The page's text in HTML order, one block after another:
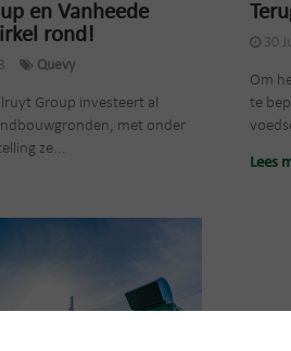
en Vanheede
rond!
Quevy
Group investeert al
met onder
ze...
30
Om
te
Lees